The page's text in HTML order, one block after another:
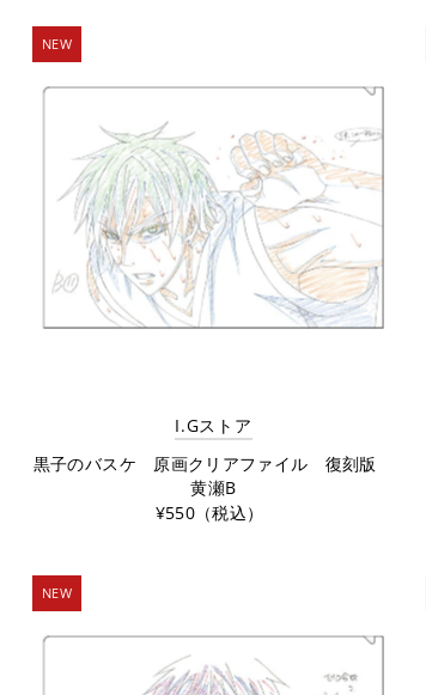
NEW
I.Gストア
黒子のバスケ 原画クリアファイル 復刻版
黄瀬B
¥550（税込）
NEW